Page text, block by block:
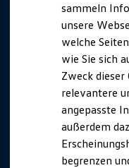
sammeln
unsere
welche
wie Sie sich
Zweck dieser
relevantere
angepasste
außerdem
begrenzen